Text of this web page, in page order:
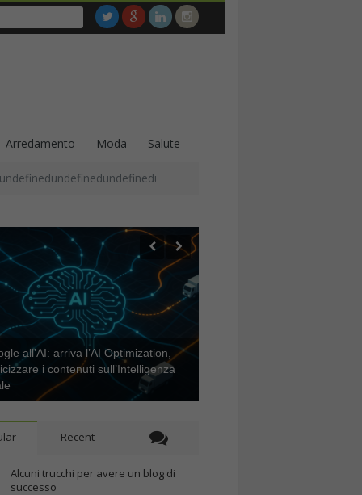
Arredamento Moda Salute
all’AI: arriva l’AI Optimization,
i contenuti sull’Intelligenza
Recent
Alcuni trucchi per avere un blog di
successo